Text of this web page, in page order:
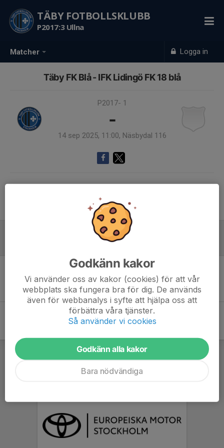
Matcher Logga in
TÄBY FOTBOLLSKLUBB
P2017:3 Ullna
Täby FK Blå - IFK Lidingö FK 18 blå
P2017- 1
-
14 sep 2025, 11:00, Näsbydal 116
Endast kallade kunde anmäla sig till aktiviteten. 11 personer var kallade.
Logga in här
Inget referat skrivet
Godkänn kakor
Vi använder oss av kakor (cookies) för att vår
webbplats ska fungera bra för dig. De används
även för webbanalys i syfte att hjälpa oss att
förbättra våra tjänster.
Så använder vi cookies
Godkänn alla kakor
Bara nödvändiga